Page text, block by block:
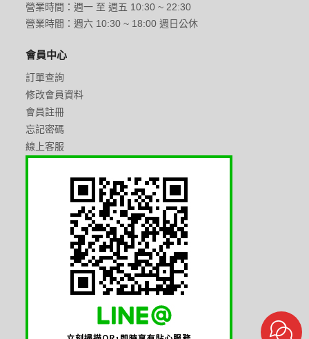
營業時間：週一 至 週五 10:30 ~ 22:30
營業時間：週六 10:30 ~ 18:00 週日公休
會員中心
訂單查詢
修改會員資料
會員註冊
忘記密碼
線上客服